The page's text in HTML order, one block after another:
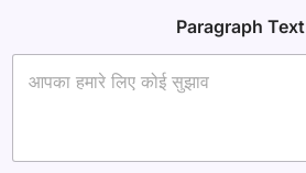
प
की
Paragraph Text